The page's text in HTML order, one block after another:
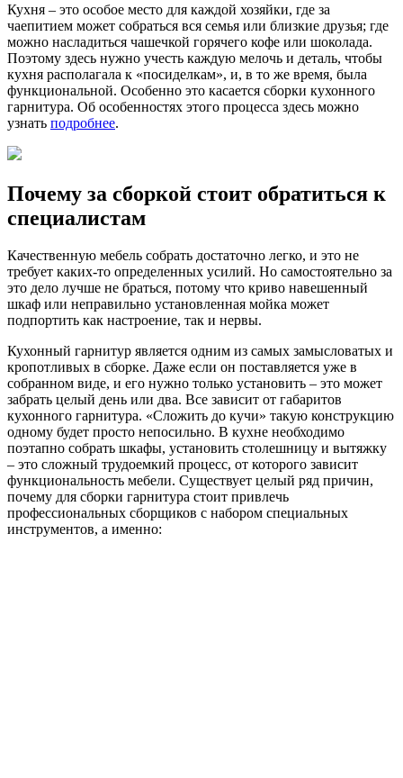
Кухня ‒ это особое место для каждой хозяйки, где за
чаепитием может собраться вся семья или близкие друзья; где
можно насладиться чашечкой горячего кофе или шоколада.
Поэтому здесь нужно учесть каждую мелочь и деталь, чтобы
кухня располагала к «посиделкам», и, в то же время, была
функциональной. Особенно это касается сборки кухонного
гарнитура. Об особенностях этого процесса здесь можно
узнать подробнее.
Почему за сборкой стоит обратиться к
специалистам
Качественную мебель собрать достаточно легко, и это не
требует каких-то определенных усилий. Но самостоятельно за
это дело лучше не браться, потому что криво навешенный
шкаф или неправильно установленная мойка может
подпортить как настроение, так и нервы.
Кухонный гарнитур является одним из самых замысловатых и
кропотливых в сборке. Даже если он поставляется уже в
собранном виде, и его нужно только установить ‒ это может
забрать целый день или два. Все зависит от габаритов
кухонного гарнитура. «Сложить до кучи» такую конструкцию
одному будет просто непосильно. В кухне необходимо
поэтапно собрать шкафы, установить столешницу и вытяжку
‒ это сложный трудоемкий процесс, от которого зависит
функциональность мебели. Существует целый ряд причин,
почему для сборки гарнитура стоит привлечь
профессиональных сборщиков с набором специальных
инструментов, а именно: